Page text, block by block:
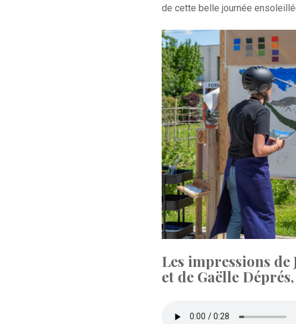
de cette belle journée
Les impressions de
et de Gaëlle